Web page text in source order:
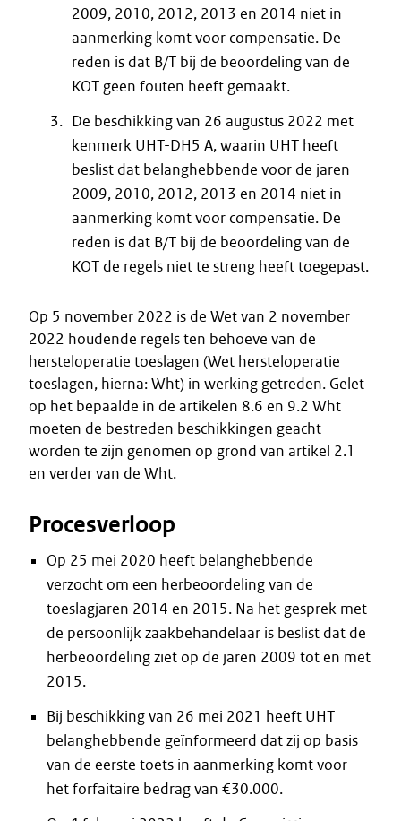
2009, 2010, 2012, 2013 en 2014 niet in
aanmerking komt voor compensatie. De
reden is dat B/T bij de beoordeling van de
KOT geen fouten heeft gemaakt.
De beschikking van 26 augustus 2022 met
kenmerk UHT-DH5 A, waarin UHT heeft
beslist dat belanghebbende voor de jaren
2009, 2010, 2012, 2013 en 2014 niet in
aanmerking komt voor compensatie. De
reden is dat B/T bij de beoordeling van de
KOT de regels niet te streng heeft toegepast.
Op 5 november 2022 is de Wet van 2 november
2022 houdende regels ten behoeve van de
hersteloperatie toeslagen (Wet hersteloperatie
toeslagen, hierna: Wht) in werking getreden. Gelet
op het bepaalde in de artikelen 8.6 en 9.2 Wht
moeten de bestreden beschikkingen geacht
worden te zijn genomen op grond van artikel 2.1
en verder van de Wht.
Procesverloop
Op 25 mei 2020 heeft belanghebbende
verzocht om een herbeoordeling van de
toeslagjaren 2014 en 2015. Na het gesprek met
de persoonlijk zaakbehandelaar is beslist dat de
herbeoordeling ziet op de jaren 2009 tot en met
2015.
Bij beschikking van 26 mei 2021 heeft UHT
belanghebbende geïnformeerd dat zij op basis
van de eerste toets in aanmerking komt voor
het forfaitaire bedrag van €30.000.